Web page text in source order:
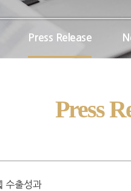
Press Release
Press
수출성과